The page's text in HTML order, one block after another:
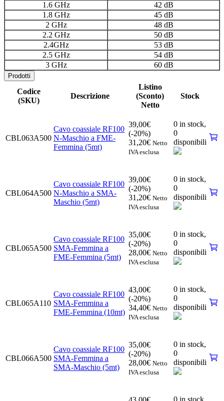
1.6 GHz
42 dB
1.8 GHz
45 dB
2 GHz
48 dB
2.2 GHz
50 dB
2.4GHz
53 dB
2.5 GHz
54 dB
3 GHz
60 dB
Prodotti
Codice
(SKU)
Descrizione
Listino
(Sconto)
Netto
Stock
CBL063A500
Cavo coassiale RF100
N-Maschio a FME-
Femmina (5mt)
39,00€
(-20%)
31,20€ Netto
IVA esclusa
0 in stock,
0
disponibili
CBL064A500
Cavo coassiale RF100
N-Maschio a SMA-
Maschio (5mt)
39,00€
(-20%)
31,20€ Netto
IVA esclusa
0 in stock,
0
disponibili
CBL065A500
Cavo coassiale RF100
SMA-Femmina a
FME-Femmina (5mt)
35,00€
(-20%)
28,00€ Netto
IVA esclusa
0 in stock,
0
disponibili
CBL065A110
Cavo coassiale RF100
SMA-Femmina a
FME-Femmina (10mt)
43,00€
(-20%)
34,40€ Netto
IVA esclusa
0 in stock,
0
disponibili
CBL066A500
Cavo coassiale RF100
SMA-Femmina a
SMA-Maschio (5mt)
35,00€
(-20%)
28,00€ Netto
IVA esclusa
0 in stock,
0
disponibili